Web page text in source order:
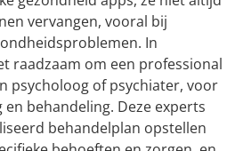
vervangen, vooral bij
In
raadzaam om een professional
psycholoog of psychiater, voor
behandeling. Deze experts
behandelplan opstellen